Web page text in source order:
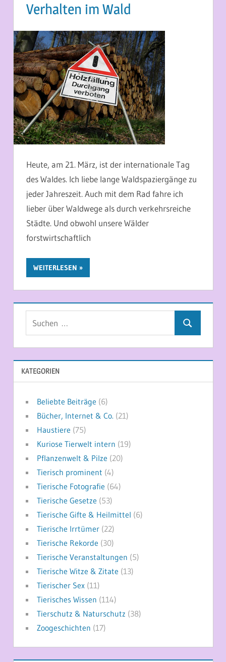
Verhalten im Wald
Heute, am 21. März, ist der internationale Tag
des Waldes. Ich liebe lange Waldspaziergänge zu
jeder Jahreszeit. Auch mit dem Rad fahre ich
lieber über Waldwege als durch verkehrsreiche
Städte. Und obwohl unsere Wälder
forstwirtschaftlich
WEITERLESEN
Suchen
KATEGORIEN
Beliebte Beiträge (6)
Bücher, Internet & Co. (21)
Haustiere (75)
Kuriose Tierwelt intern (19)
Pflanzenwelt & Pilze (20)
Tierisch prominent (4)
Tierische Fotografie (64)
Tierische Gesetze (53)
Tierische Gifte & Heilmittel (6)
Tierische Irrtümer(22)
Tierische Rekorde (30)
Tierische Veranstaltungen (5)
Tierische Witze & Zitate (13)
Tierischer Sex(11)
Tierisches Wissen (114)
Tierschutz & Naturschutz (38)
Zoogeschichten (17)